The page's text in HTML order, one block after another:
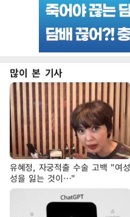
많이 본 기사
유혜정, 자궁적출 수술 고백 "여성
성을 잃는 것이…"